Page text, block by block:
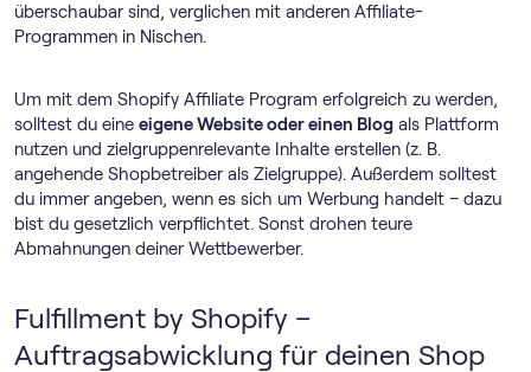
überschaubar sind, verglichen mit anderen Affiliate-
Programmen in Nischen.
Um mit dem Shopify Affiliate Program erfolgreich zu werden,
solltest du eine eigene Website oder einen Blog als Plattform
nutzen und zielgruppenrelevante Inhalte erstellen (z. B.
angehende Shopbetreiber als Zielgruppe). Außerdem solltest
du immer angeben, wenn es sich um Werbung handelt – dazu
bist du gesetzlich verpflichtet. Sonst drohen teure
Abmahnungen deiner Wettbewerber.
Fulfillment by Shopify –
Auftragsabwicklung für deinen Shop